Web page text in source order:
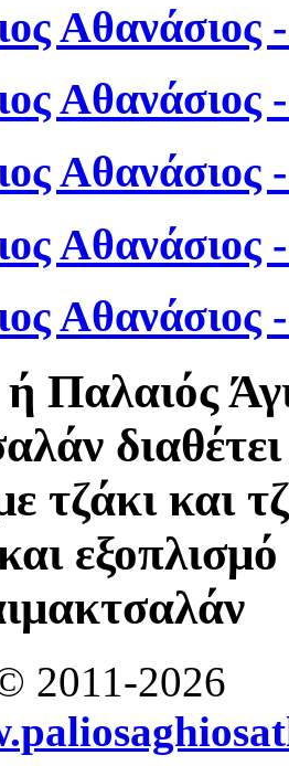
Αθανάσιος
Αθανάσιος
Αθανάσιος
Παλαιός
τζάκι και
2011-2026